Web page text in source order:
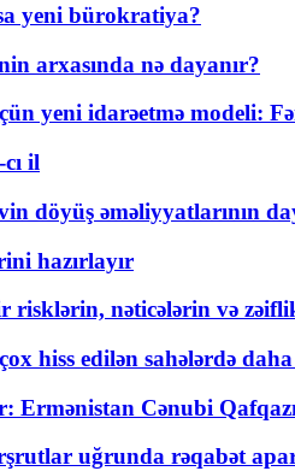
yeni bürokratiya?
arxasında nə dayanır?
yeni idarəetmə modeli:
il
əməliyyatlarının
hazırlayır
risklərin, nəticələrin və
hiss edilən sahələrdə
Ermənistan Cənubi
uğrunda rəqabət